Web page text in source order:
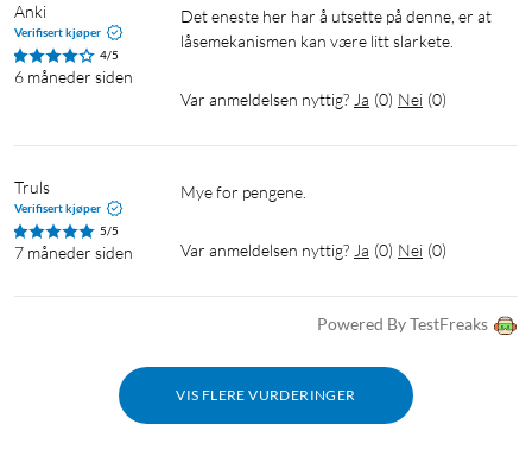
Anki
Verifisert kjøper
4/5
6 måneder siden
Det eneste her har å utsette på denne, er at
låsemekanismen kan være litt slarkete.
Var anmeldelsen nyttig? Ja (0) Nei (0)
Truls
Verifisert kjøper
5/5
7 måneder siden
Mye for pengene.
Var anmeldelsen nyttig? Ja (0) Nei (0)
Powered By TestFreaks
VIS FLERE VURDERINGER